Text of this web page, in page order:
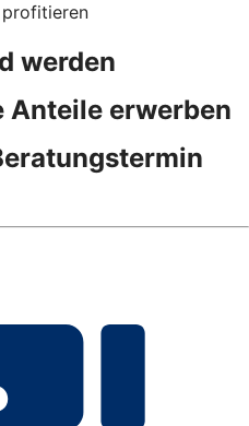
werden
Anteile erwerben